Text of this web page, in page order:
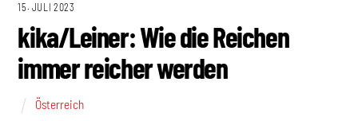
15. JULI 2023
kika/Leiner: Wie die Reichen
immer reicher werden
Österreich